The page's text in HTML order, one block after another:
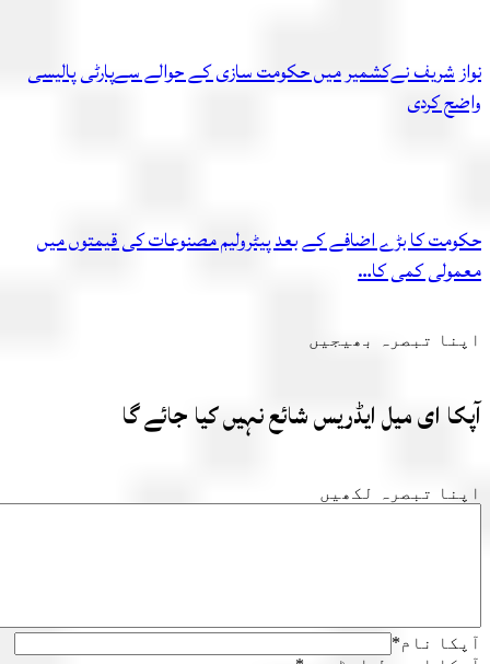
شریف نےکشمیر میں حکومت سازی کے حوالے سےپارٹی پالیسی
کردی
کا بڑے اضافے کے بعد پیٹرولیم مصنوعات کی قیمتوں میں
کمی کا…
تبصرہ بھیجیں
ای میل ایڈریس شائع نہیں کیا جائے گا
تبصرہ لکھیں
نام
*